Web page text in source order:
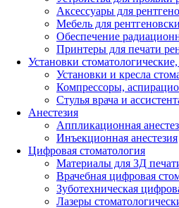
Аксессуары для
Мебель для
Обеспечение
Принтеры для печати
Установки
Установки и кресла
Компрессоры,
Стулья врача и
Анестезия
Аппликационная
Инъекционная анестезия
Цифровая стоматология
Материалы для 3Д
Врачебная цифровая
Зуботехническая
Лазеры